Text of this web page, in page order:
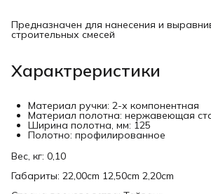
Предназначен для нанесения и
строительных смесей
Характреристики
Материал ручки: 2-х компонентная
Материал полотна: нержавеющая
Ширина полотна, мм: 125
Полотно: профилированное
Вес, кг: 0,10
Габариты: 22,00cm 12,50cm 2,20cm